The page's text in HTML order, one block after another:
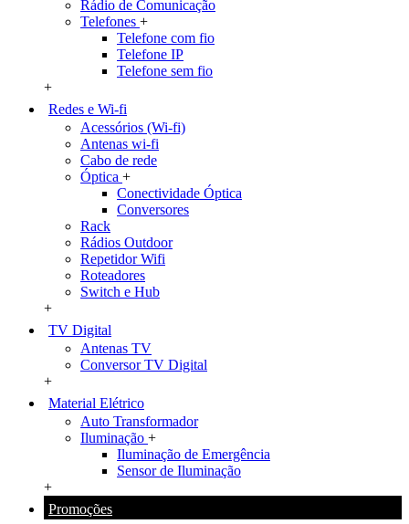
Rádio de Comunicação
Telefones +
Telefone com fio
Telefone IP
Telefone sem fio
+
Redes e Wi-fi
Acessórios (Wi-fi)
Antenas wi-fi
Cabo de rede
Óptica +
Conectividade Óptica
Conversores
Rack
Rádios Outdoor
Repetidor Wifi
Roteadores
Switch e Hub
+
TV Digital
Antenas TV
Conversor TV Digital
+
Material Elétrico
Auto Transformador
Iluminação +
Iluminação de Emergência
Sensor de Iluminação
+
Promoções